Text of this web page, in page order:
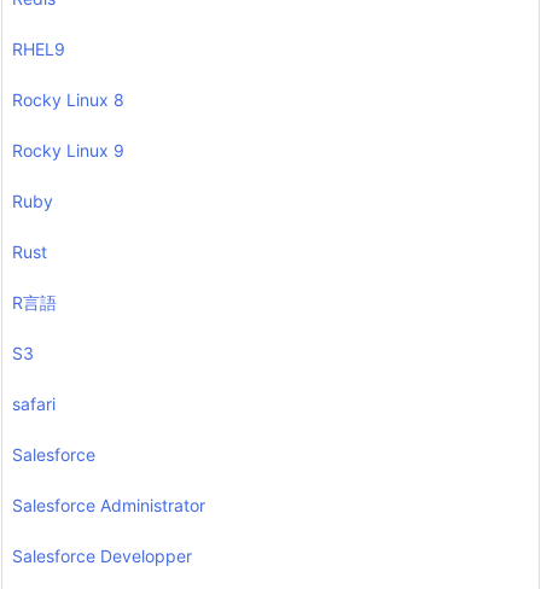
RHEL9
Rocky Linux 8
Rocky Linux 9
Ruby
Rust
R言語
S3
safari
Salesforce
Salesforce Administrator
Salesforce Developper